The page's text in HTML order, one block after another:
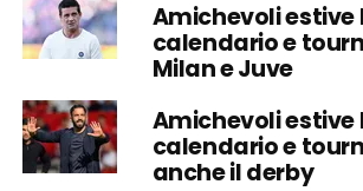
Amichevoli estive
calendario e
Milan e Juve
Amichevoli estive
calendario e
anche il derby